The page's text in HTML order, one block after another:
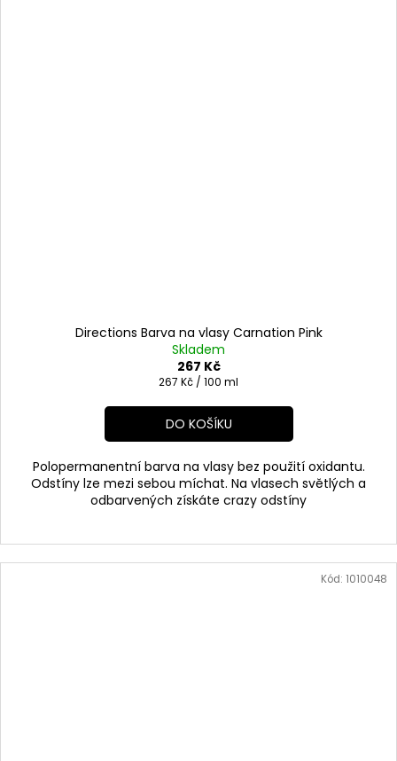
Directions Barva na vlasy Carnation Pink
Skladem
267 Kč
Měrná
267 Kč / 100 ml
DO KOŠÍKU
Polopermanentní barva na vlasy bez použití oxidantu.
Odstíny lze mezi sebou míchat. Na vlasech světlých a
odbarvených získáte crazy odstíny
Kód: 1010048